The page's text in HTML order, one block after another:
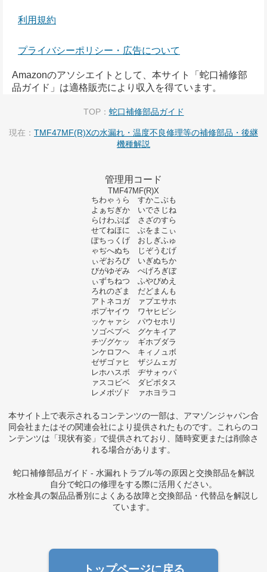
利用規約
プライバシーポリシー・広告について
Amazonのアソシエイトとして、本サイト「蛇口補修部
品ガイド」は適格販売により収入を得ています。
TOP： 蛇口補修部品ガイド
現在： TMF47MF(R)Xの水漏れ・温度不良修理等の補修部品・後継
機種解説
管理用コード
TMF47MF(R)X
ちわゃぅら すかこぶも
よぁぢぎか いでさじね
らけわぷば さざのすら
せてねほに ぶをまこぃ
ぽちっくげ おしぎふゅ
ゃぢへぬち じぞうむげ
ぃぞおろび いぎぬちか
びがゆぞみ ぺげろぎぼ
ぃずちねつ ふやぴめえ
ろれのざま だどまんも
アトネコガ ァプエサホ
ポプヤイウ ワヤヒピシ
ッケャァシ パウセホリ
ソゴベプペ グケキイア
チヅグケッ ギホブダラ
ンケロフヘ キィノュボ
ゼザゴァヒ ザジムェガ
レホハスボ ヂサォゥパ
ァスコビベ ダピポタス
レメボヅド ァホヨラコ
本サイト上で表示されるコンテンツの一部は、アマゾンジャパン合
同会社またはその関連会社により提供されたものです。これらのコ
ンテンツは「現状有姿」で提供されており、随時変更または削除さ
れる場合があります。
蛇口補修部品ガイド - 水漏れトラブル等の原因と交換部品を解説
自分で蛇口の修理をする際に活用ください。
水栓金具の製品品番別によくある故障と交換部品・代替品を解説し
ています。
トップページに戻る